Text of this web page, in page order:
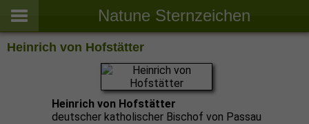
Natune Sternzeichen
Heinrich von Hofstätter
Heinrich von Hofstätter
deutscher katholischer Bischof von Passau